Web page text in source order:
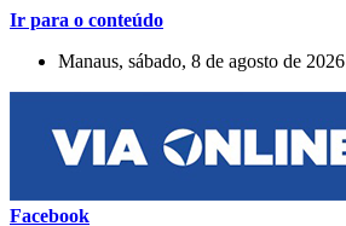
Ir para o conteúdo
Manaus, sábado, 8 de agosto de 2026
Facebook